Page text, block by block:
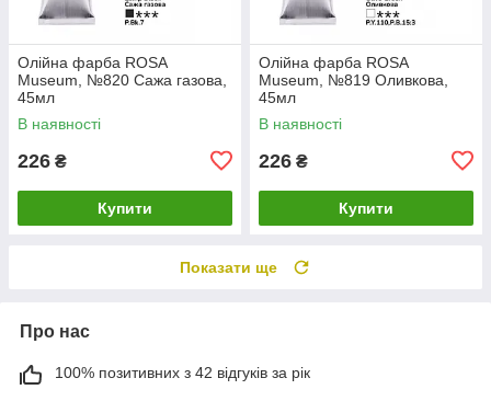
Олійна фарба ROSA
Museum, №820 Сажа газова,
45мл
В наявності
226 ₴
Купити
Олійна фарба ROSA
Museum, №819 Оливкова,
45мл
В наявності
226 ₴
Купити
Показати ще
Про нас
100% позитивних з 42 відгуків за рік